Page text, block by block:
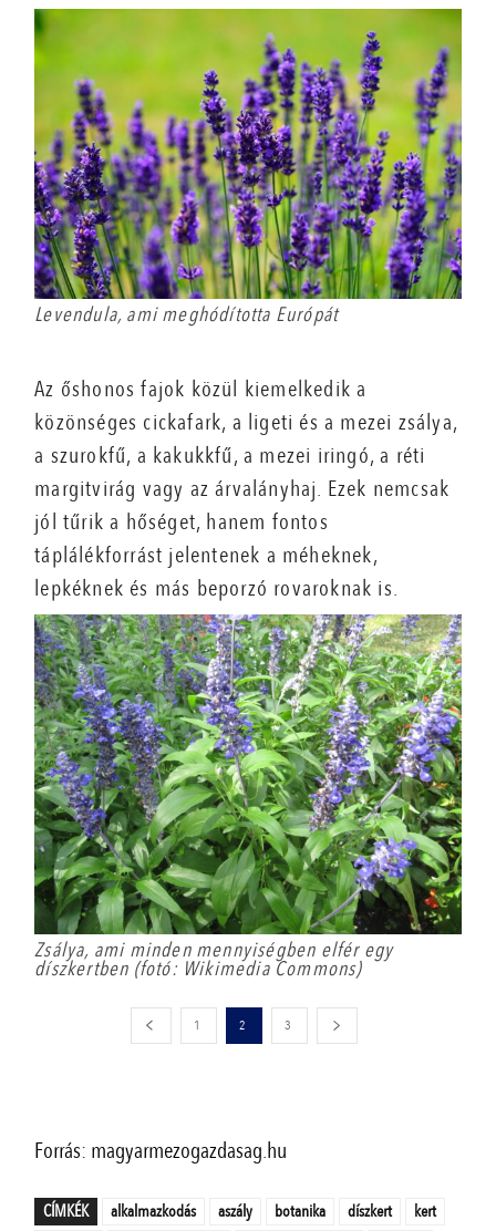
Levendula, ami meghódította Európát
Az őshonos fajok közül kiemelkedik a
közönséges cickafark, a ligeti és a mezei zsálya,
a szurokfű, a kakukkfű, a mezei iringó, a réti
margitvirág vagy az árvalányhaj. Ezek nemcsak
jól tűrik a hőséget, hanem fontos
táplálékforrást jelentenek a méheknek,
lepkéknek és más beporzó rovaroknak is.
Zsálya, ami minden mennyiségben elfér egy
díszkertben (fotó: Wikimedia Commons)
1 2 3
Forrás: magyarmezogazdasag.hu
CÍMKÉK alkalmazkodás aszály botanika díszkert
kert